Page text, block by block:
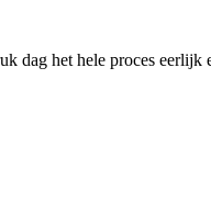
dag het hele proces